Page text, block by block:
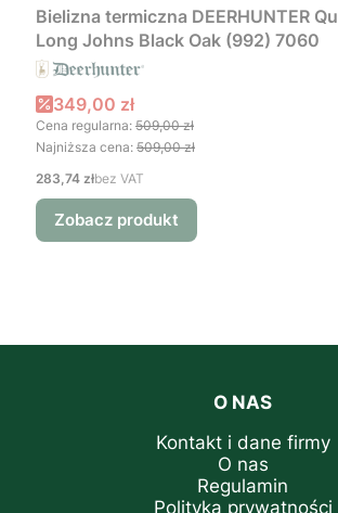
Bielizna termiczna DEERHUNTER
Long Johns Black Oak (992) 7060
Cena promocyjna
349,00 zł
Cena regularna: 509,00 zł
Najniższa cena: 509,00 zł
Cena
283,74 złbez VAT
Zobacz produkt
O NAS
Kontakt i dane firmy
O nas
Regulamin
Polityka prywatności